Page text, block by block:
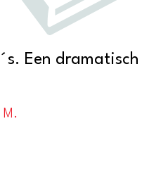
Een dramatisch